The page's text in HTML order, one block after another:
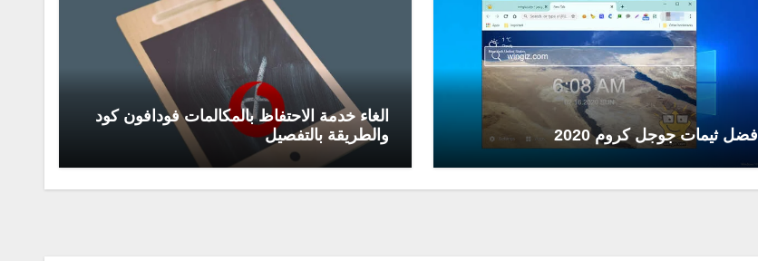
افضل ثيمات جوجل كروم 2020
الغاء خدمة الاحتفاظ بالمكالمات فودافون كود
والطريقة بالتفصيل